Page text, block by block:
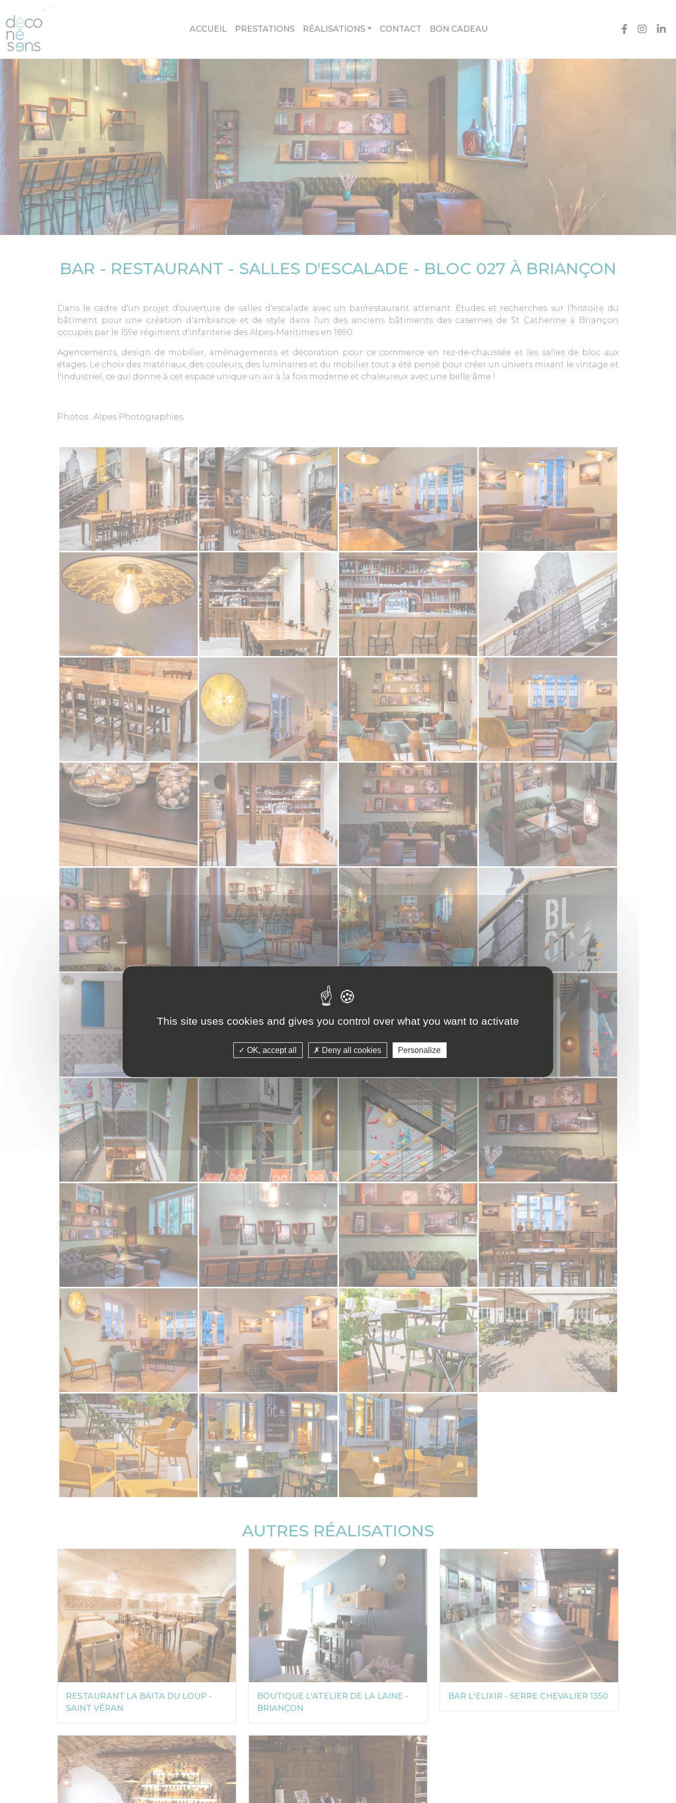
ACCUEIL PRESTATIONS RÉALISATIONS CONTACT BON CADEAU
BAR - RESTAURANT - SALLES D'ESCALADE - BLOC 027 À BRIANÇON
Dans le cadre d'un projet d'ouverture de salles d'escalade avec un bar/restaurant attenant. Etudes et recherches sur l'histoire du
bâtiment pour une création d'ambiance et de style dans l'un des anciens bâtiments des casernes de St Catherine à Briançon
occupés par le 159e régiment d'infanterie des Alpes-Maritimes en 1890.
Agencements, design de mobilier, aménagements et décoration pour ce commerce en rez-de-chaussée et les salles de bloc aux
étages. Le choix des matériaux, des couleurs, des luminaires et du mobilier tout a été pensé pour créer un univers mixant le vintage et
l'industriel, ce qui donne à cet espace unique un air à la fois moderne et chaleureux avec une belle âme !
Photos : Alpes Photographies
AUTRES RÉALISATIONS
RESTAURANT LA BAITA DU LOUP -
SAINT VÉRAN
BOUTIQUE L'ATELIER DE LA LAINE -
BRIANÇON
BAR L'ELIXIR - SERRE CHEVALIER 1350
Cookies management panel
This site uses cookies and gives you control over what you want to activate
OK, accept all Deny all cookies Personalize